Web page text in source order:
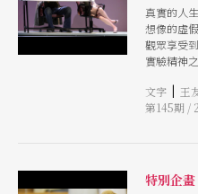
真實的人
想像的虛
觀眾享受
實驗精神
文字 | 王
第145期 /
特別企